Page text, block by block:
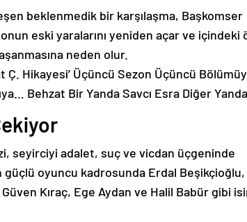
beklenmedik bir karşılaşma, Başkomser
eski yaralarını yeniden açar ve içindeki
neden olur.
seyirciyi adalet, suç ve vicdan üçgeninde
oyuncu kadrosunda Erdal Beşikçioğlu,
Kıraç, Ege Aydan ve Halil Babür gibi